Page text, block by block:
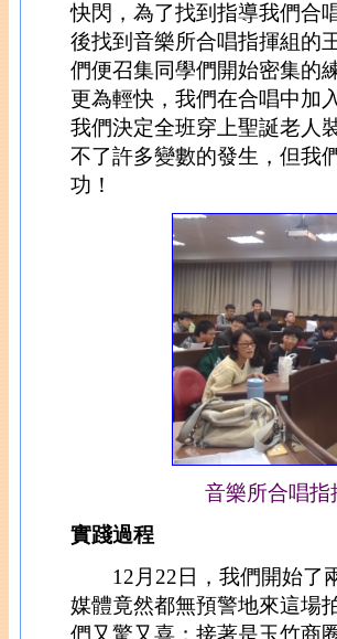
快閃，為了找到指導我們合
後找到音樂所合唱指揮組的
們便召集同學們開始密集的
更為輕快，我們在合唱中加
我們決定全班穿上聖誕老人
不了許多變數的發生，但我
功！
音樂所合唱指
實踐過程
12月22日，我們開始了
媒體竟然都無預警地來這場
們又驚又喜；接著是玉竹商